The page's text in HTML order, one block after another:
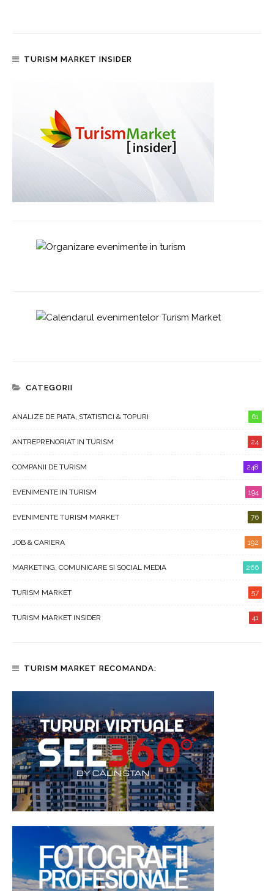
TURISM MARKET INSIDER
CATEGORII
ANALIZE DE PIATA, STATISTICI & TOPURI 61
ANTREPRENORIAT IN TURISM 24
COMPANII DE TURISM 248
EVENIMENTE IN TURISM 194
EVENIMENTE TURISM MARKET 76
JOB & CARIERA 192
MARKETING, COMUNICARE SI SOCIAL MEDIA 266
TURISM MARKET 57
TURISM MARKET INSIDER 41
TURISM MARKET RECOMANDA: